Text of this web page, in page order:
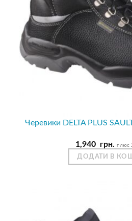
Черевики DELTA PLUS
1,940 грн. плюс
ДОДАТИ В